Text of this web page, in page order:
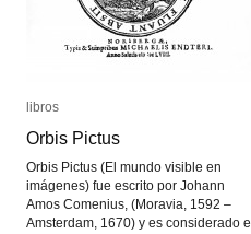
libros
Orbis Pictus
Orbis Pictus (El mundo visible en
imágenes) fue escrito por Johann
Amos Comenius, (Moravia, 1592 –
Amsterdam, 1670) y es considerado el
libros
Orbis Pictus